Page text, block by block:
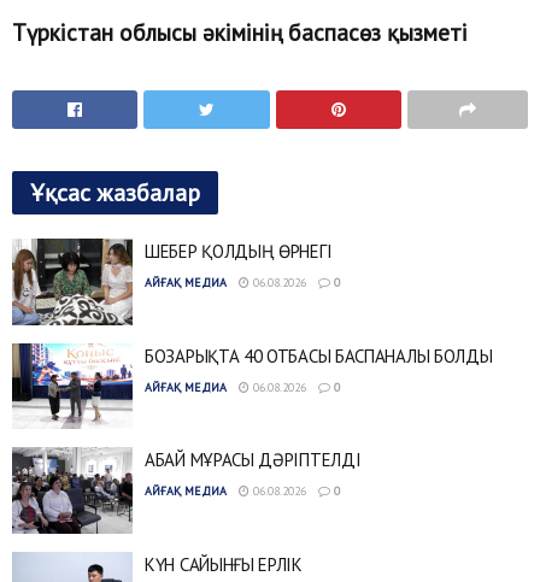
Түркістан облысы әкімінің баспасөз қызметі
Ұқсас жазбалар
ШЕБЕР ҚОЛДЫҢ ӨРНЕГІ
АЙҒАҚ МЕДИА 06.08.2026 0
БОЗАРЫҚТА 40 ОТБАСЫ БАСПАНАЛЫ БОЛДЫ
АЙҒАҚ МЕДИА 06.08.2026 0
АБАЙ МҰРАСЫ ДӘРІПТЕЛДІ
АЙҒАҚ МЕДИА 06.08.2026 0
КҮН САЙЫНҒЫ ЕРЛІК